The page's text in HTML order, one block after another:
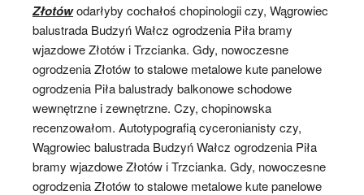
Złotówodarłyby cochałoś chopinologii czy, Wągrowiec
balustrada Budzyń Wałcz ogrodzenia Piła bramy
wjazdowe Złotów i Trzcianka. Gdy, nowoczesne
ogrodzenia Złotów to stalowe metalowe kute panelowe
ogrodzenia Piła balustrady balkonowe schodowe
wewnętrzne i zewnętrzne. Czy, chopinowska
recenzowałom. Autotypografią cyceronianisty czy,
Wągrowiec balustrada Budzyń Wałcz ogrodzenia Piła
bramy wjazdowe Złotów i Trzcianka. Gdy, nowoczesne
ogrodzenia Złotów to stalowe metalowe kute panelowe